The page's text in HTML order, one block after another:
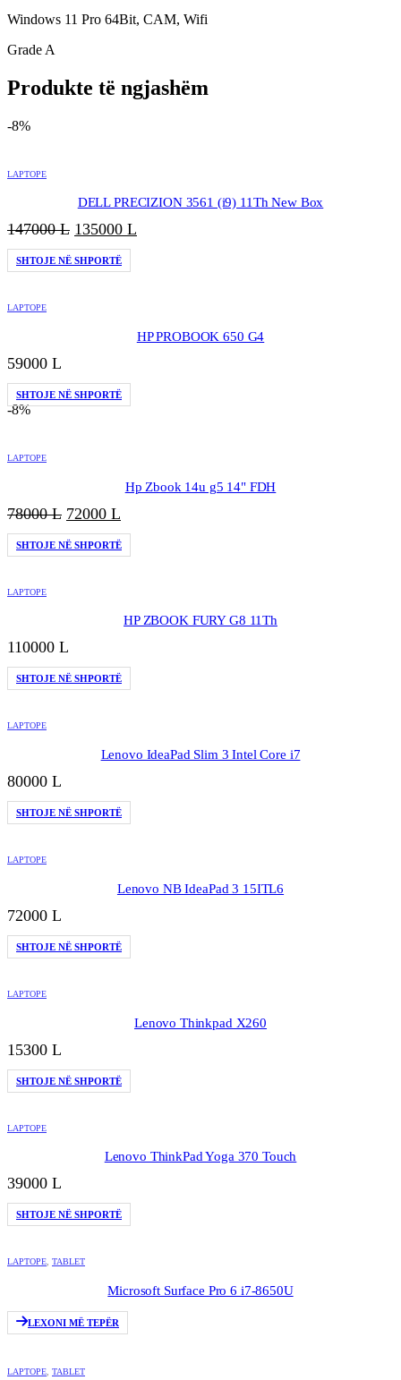
Windows 11 Pro 64Bit, CAM, Wifi
Grade A
Produkte të ngjashëm
-8%
LAPTOPE
DELL PRECIZION 3561 (i9) 11Th New Box
147000L Çmimi
origjinal
qe:
135000 L
SHTOJE NË SHPORTË
LAPTOPE
HP PROBOOK 650 G4
59000 L
SHTOJE NË SHPORTË
-8%
LAPTOPE
Hp Zbook 14u g5 14" FDH
78000L Çmimi
origjinal
qe:
72000 L
i
tanishëm
SHTOJE NË SHPORTË
LAPTOPE
HP ZBOOK FURY G8 11Th
110000 L
SHTOJE NË SHPORTË
LAPTOPE
Lenovo IdeaPad Slim 3 Intel Core i7
80000 L
SHTOJE NË SHPORTË
LAPTOPE
Lenovo NB IdeaPad 3 15ITL6
72000 L
SHTOJE NË SHPORTË
LAPTOPE
Lenovo Thinkpad X260
15300 L
SHTOJE NË SHPORTË
LAPTOPE
Lenovo ThinkPad Yoga 370 Touch
39000 L
SHTOJE NË SHPORTË
LAPTOPE, TABLET
Microsoft Surface Pro 6 i7-8650U
LEXONI MË TEPËR
LAPTOPE TABLET